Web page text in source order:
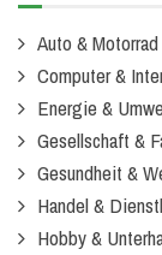
Auto & Motorrad
Computer &
Energie &
Gesellschaft &
Gesundheit &
Handel &
Hobby &